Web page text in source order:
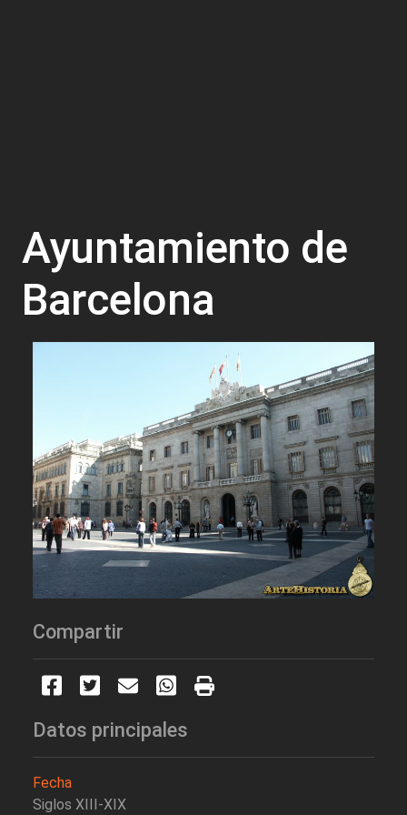
Ayuntamiento de
Barcelona
Compartir
Datos principales
Fecha
Siglos XIII-XIX